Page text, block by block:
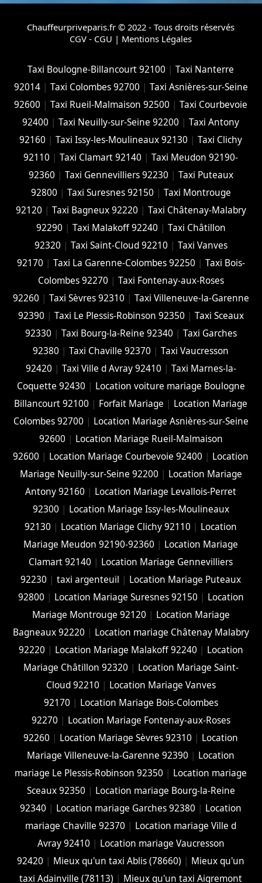
Chauffeurpriveparis.fr © 2022 - Tous droits réservés
CGV - CGU | Mentions Légales
Taxi Boulogne-Billancourt 92100 |Taxi Nanterre
92014| Taxi Colombes 92700 | Taxi Asnières-sur-Seine
92600 |Taxi Rueil-Malmaison 92500 |Taxi Courbevoie
92400 |Taxi Neuilly-sur-Seine 92200 |Taxi Antony
92160 |Taxi Issy-les-Moulineaux 92130 |Taxi Clichy
92110 |Taxi Clamart 92140 |Taxi Meudon 92190-
92360 | Taxi Gennevilliers 92230 | Taxi Puteaux
92800 | Taxi Suresnes 92150 | Taxi Montrouge
92120 | Taxi Bagneux 92220 | Taxi Châtenay-Malabry
92290 | Taxi Malakoff 92240 | Taxi Châtillon
92320 | Taxi Saint-Cloud 92210 | Taxi Vanves
92170 | Taxi La Garenne-Colombes 92250 | Taxi Bois-
Colombes 92270 | Taxi Fontenay-aux-Roses
92260 | Taxi Sèvres 92310 | Taxi Villeneuve-la-Garenne
92390 | Taxi Le Plessis-Robinson 92350 | Taxi Sceaux
92330 | Taxi Bourg-la-Reine 92340 | Taxi Garches
92380 |Taxi Chaville 92370 |Taxi Vaucresson
92420 | Taxi Ville d Avray 92410 | Taxi Marnes-la-
Coquette 92430 | Location voiture mariage Boulogne
Billancourt 92100 | Forfait Mariage | Location Mariage
Colombes 92700 | Location Mariage Asnières-sur-Seine
92600 | Location Mariage Rueil-Malmaison
92600 | Location Mariage Courbevoie 92400 | Location
Mariage Neuilly-sur-Seine 92200 | Location Mariage
Antony 92160 | Location Mariage Levallois-Perret
92300 | Location Mariage Issy-les-Moulineaux
92130 | Location Mariage Clichy 92110 | Location
Mariage Meudon 92190-92360 | Location Mariage
Clamart 92140 | Location Mariage Gennevilliers
92230 |taxi argenteuil | Location Mariage Puteaux
92800 | Location Mariage Suresnes 92150 | Location
Mariage Montrouge 92120 | Location Mariage
Bagneaux 92220 | Location mariage Châtenay Malabry
92220 | Location Mariage Malakoff 92240 | Location
Mariage Châtillon 92320 | Location Mariage Saint-
Cloud 92210 | Location Mariage Vanves
92170 | Location Mariage Bois-Colombes
92270 | Location Mariage Fontenay-aux-Roses
92260 | Location Mariage Sèvres 92310 | Location
Mariage Villeneuve-la-Garenne 92390 | Location
mariage Le Plessis-Robinson 92350 | Location mariage
Sceaux 92350 | Location mariage Bourg-la-Reine
92340 | Location mariage Garches 92380 | Location
mariage Chaville 92370 | Location mariage Ville d
Avray 92410 | Location mariage Vaucresson
92420 | Mieux qu'un taxi Ablis (78660) | Mieux qu'un
taxi Adainville (78113) | Mieux qu'un taxi Aigremont